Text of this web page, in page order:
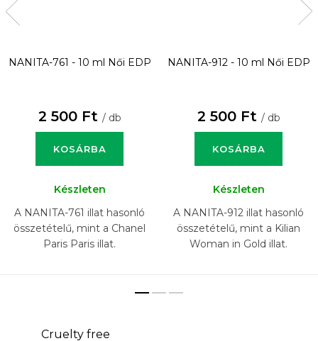
NANITA-761 - 10 ml Női EDP
2 500 Ft / db
KOSÁRBA
Készleten
A NANITA-761 illat hasonló
összetételű, mint a Chanel
Paris Paris illat.
NANITA-912 - 10 ml Női EDP
2 500 Ft / db
KOSÁRBA
Készleten
A NANITA-912 illat hasonló
összetételű, mint a Kilian
Woman in Gold illat.
Cruelty free